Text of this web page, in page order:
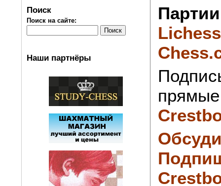
Поиск
Поиск на сайте:
Наши партнёры
Lichess
прямые